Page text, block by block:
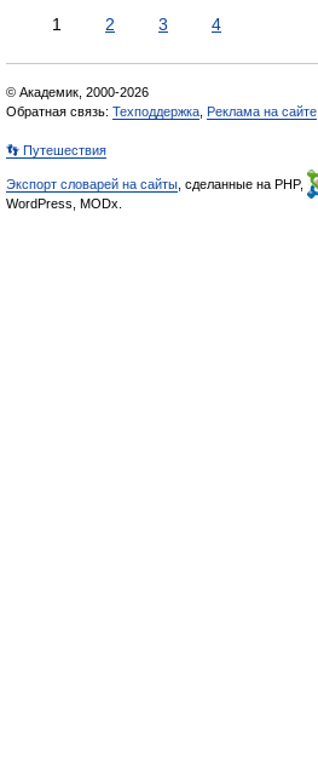
1 2 3 4
© Академик, 2000-2026
Обратная связь: Техподдержка Реклама на сайте
👣 Путешествия
Экспорт словарей на сайты , сделанные на PHP,
WordPress, MODx.